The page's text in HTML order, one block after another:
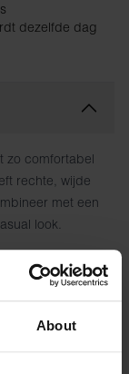
About
dezelfde dag
zo comfortabel
rechte, wijde
met een
look.